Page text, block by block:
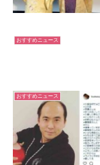
おすすめニュース
おすすめニュース